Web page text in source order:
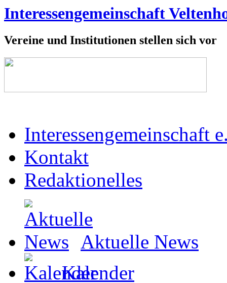
Interessengemeinschaft
Vereine und Institutionen stellen sich vor
Interessengemeinschaft
Kontakt
Redaktionelles
Aktuelle News
Kalender